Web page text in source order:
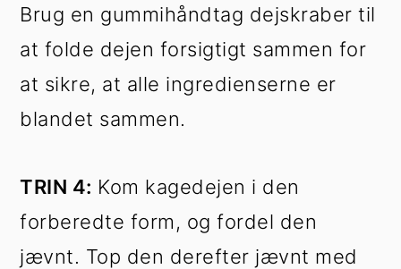
Brug en gummihåndtag dejskraber til
at folde dejen forsigtigt sammen for
at sikre, at alle ingredienserne er
blandet sammen.
TRIN 4: Kom kagedejen i den
forberedte form, og fordel den
jævnt. Top den derefter jævnt med